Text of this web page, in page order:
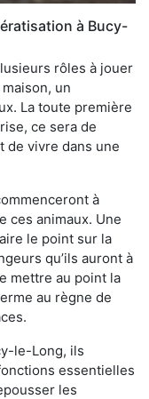
à Bucy-
rôles à jouer
un
La toute première
ce sera de
de vivre dans une
à
ces animaux. Une
le point sur la
qu’ils auront à
mettre au point la
au règne de
le-Long, ils
essentielles
les